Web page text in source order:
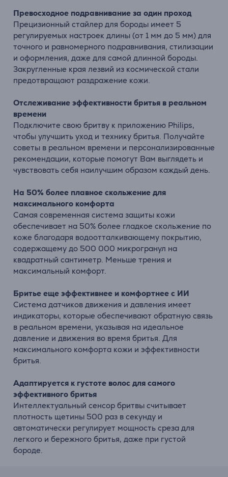
Превосходное подравнивание за один проход
Прецизионный стайлер для бороды имеет 5
регулируемых настроек длины (от 1 мм до 5 мм) для
точного и равномерного подравнивания, стилизации
и оформления, даже для самой длинной бороды.
Закругленные края лезвий из космической стали
предотвращают раздражение кожи.
Отслеживание эффективности бритья в реальном
времени
Подключите свою бритву к приложению Philips,
чтобы улучшить уход и технику бритья. Получайте
советы в реальном времени и персонализированные
рекомендации, которые помогут Вам выглядеть и
чувствовать себя наилучшим образом каждый день.
На 50% более плавное скольжение для
максимального комфорта
Самая современная система защиты кожи
обеспечивает на 50% более гладкое скольжение по
коже благодаря водоотталкивающему покрытию,
содержащему до 500 000 микрогранул на
квадратный сантиметр. Меньше трения и
максимальный комфорт.
Бритье еще эффективнее и комфортнее с ИИ
Система датчиков движения и давления имеет
индикаторы, которые обеспечивают обратную связь
в реальном времени, указывая на идеальное
давление и движения во время бритья. Для
максимального комфорта кожи и эффективности
бритья.
Адаптируется к густоте волос для самого
эффективного бритья
Интеллектуальный сенсор бритвы считывает
плотность щетины 500 раз в секунду и
автоматически регулирует мощность среза для
легкого и бережного бритья, даже при густой
бороде.